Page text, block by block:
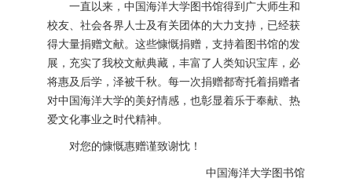
一直以来，中国海洋大学图书馆得到广大师生和
校友、社会各界人士及有关团体的大力支持，已经获
得大量捐赠文献。这些慷慨捐赠，支持着图书馆的发
展，充实了我校文献典藏，丰富了人类知识宝库，必
将惠及后学，泽被千秋。每一次捐赠都寄托着捐赠者
对中国海洋大学的美好情感，也彰显着乐于奉献、热
爱文化事业之时代精神。
对您的慷慨惠赠谨致谢忱！
中国海洋大学图书馆